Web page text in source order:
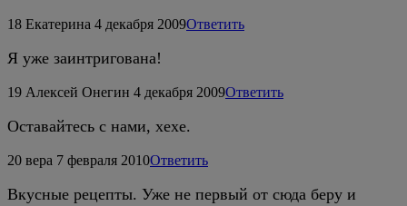
18 Екатерина 4 декабря 2009Ответить
Я уже заинтригована!
19 Алексей Онегин 4 декабря 2009Ответить
Оставайтесь с нами, хехе.
20 вера 7 февраля 2010Ответить
Вкусные рецепты. Уже не первый от сюда беру и